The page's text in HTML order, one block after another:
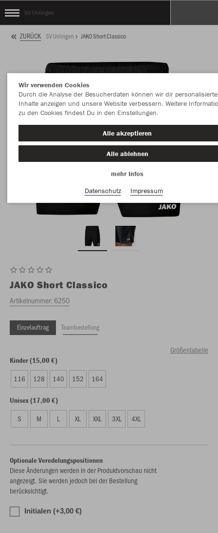
SV Unlingen
ZURÜCK SV Unlingen JAKO Short Classico
JAKO Short Classico
Artikelnummer: 6250
Einzelauftrag Teambestellung
Größentabelle
Kinder (15,00 €)
116 128 140 152 164
Unisex (17,00 €)
S M L XL XXL 3XL 4XL
Optionale Veredelungspositionen
Diese Änderungen werden in der Produktvorschau nicht
angezeigt. Sie werden jedoch bei der Bestellung
berücksichtigt.
Initialen (+3,00 €)
Wir verwenden Cookies
Durch die Analyse der Besucherdaten können wir dir personalisierte
Inhalte anzeigen und unsere Website verbessern. Weitere
zu den Cookies findest Du in den Einstellungen.
Alle akzeptieren
Alle ablehnen
mehr Infos
Datenschutz
Impressum